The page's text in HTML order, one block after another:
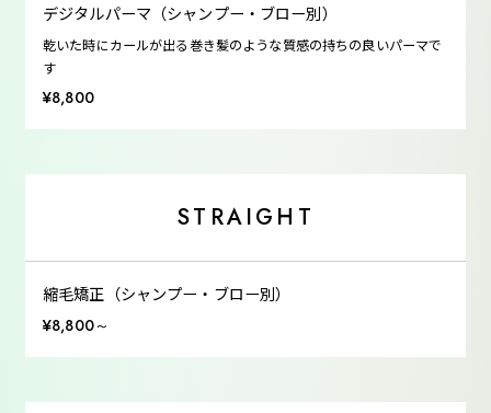
デジタルパーマ（シャンプー・ブロー別）
乾いた時にカールが出る巻き髪のような質感の持ちの良いパーマで
す
¥8,800
STRAIGHT
縮毛矯正（シャンプー・ブロー別）
¥8,800～